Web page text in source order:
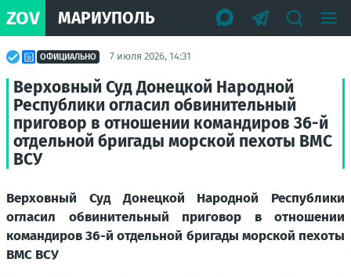
ZOV МАРИУПОЛЬ
ОФИЦИАЛЬНО 7 июля 2026, 14:31
Верховный Суд Донецкой Народной
Республики огласил обвинительный
приговор в отношении командиров 36-й
отдельной бригады морской пехоты ВМС
ВСУ
Верховный Суд Донецкой Народной Республики
огласил обвинительный приговор в отношении
командиров 36-й отдельной бригады морской пехоты
ВМС ВСУ